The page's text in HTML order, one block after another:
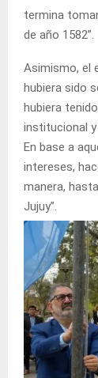
termina
de año 1582”.
Asimismo, el
hubiera sido
hubiera
institucional y
En base a
intereses,
manera,
Jujuy”.